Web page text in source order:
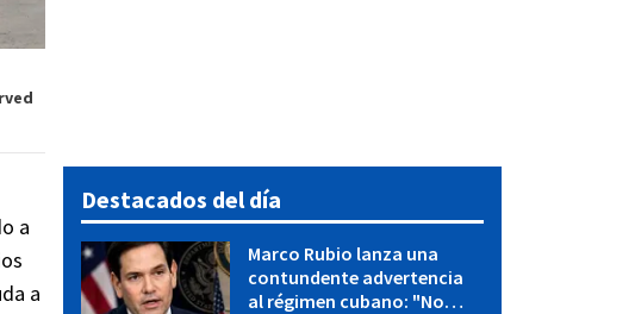
a
a
Destacados del día
Marco Rubio lanza una
contundente advertencia
al régimen cubano: "No